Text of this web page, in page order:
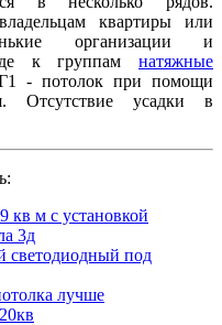
квартиры или
организации и
к группам натяжные
- потолок при помощи
Отсутствие усадки в
кв м с установкой
3д
светодиодный под
лучше